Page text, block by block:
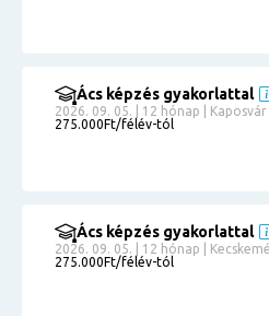
Ács képzés gyakorlattal
2026. 09. 05. | 12 hónap | Kaposvár
275.000Ft/félév-tól
Ács képzés gyakorlattal
2026. 09. 05. | 12 hónap |
275.000Ft/félév-tól